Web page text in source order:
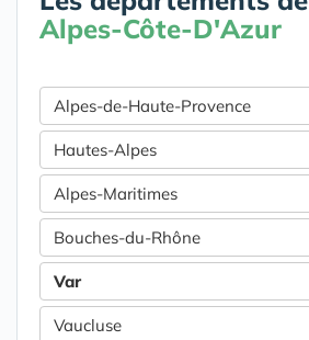
Alpes-Côte-D'Azur
Alpes-de-Haute-Provence
Hautes-Alpes
Alpes-Maritimes
Bouches-du-Rhône
Var
Vaucluse